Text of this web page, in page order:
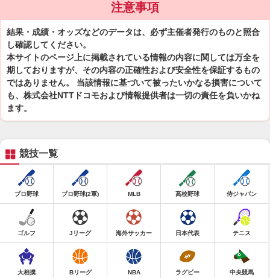
注意事項
結果・成績・オッズなどのデータは、必ず主催者発行のものと照合
し確認してください。
本サイトのページ上に掲載されている情報の内容に関しては万全を
期しておりますが、その内容の正確性および安全性を保証するもの
ではありません。 当該情報に基づいて被ったいかなる損害について
も、株式会社NTTドコモおよび情報提供者は一切の責任を負いかね
ます。
競技一覧
プロ野球 プロ野球(2軍) MLB 高校野球 侍ジャパン
ゴルフ Jリーグ 海外サッカー 日本代表 テニス
大相撲 Bリーグ NBA ラグビー 中央競馬